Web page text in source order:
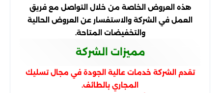
هذه العروض الخاصة من خلال التواصل مع فريق
العمل في الشركة والاستفسار عن العروض الحالية
والتخفيضات المتاحة.
مميزات الشركة
تقدم الشركة خدمات عالية الجودة في مجال تسليك
المجاري بالطائف.